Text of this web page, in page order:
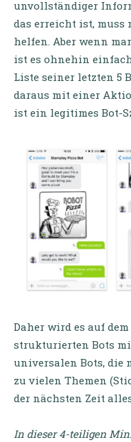
unvollständiger
das erreicht ist, muss
helfen. Aber wenn
ist es ohnehin
Liste seiner letzten 5
daraus mit einer
ist ein legitimes Bot-
Daher wird es auf
strukturierten Bots
universalen Bots, die
zu vielen Themen
der nächsten Zeit alles
In dieser 4-teiligen